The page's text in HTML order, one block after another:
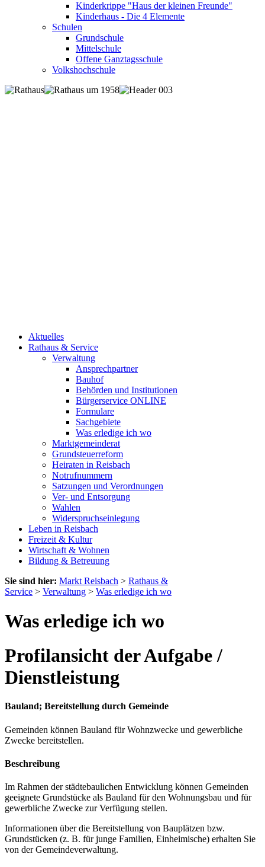
Kinderkrippe "Haus der kleinen Freunde"
Kinderhaus - Die 4 Elemente
Schulen
Grundschule
Mittelschule
Offene Ganztagsschule
Volkshochschule
Aktuelles
Rathaus & Service
Verwaltung
Ansprechpartner
Bauhof
Behörden und Institutionen
Bürgerservice ONLINE
Formulare
Sachgebiete
Was erledige ich wo
Marktgemeinderat
Grundsteuerreform
Heiraten in Reisbach
Notrufnummern
Satzungen und Verordnungen
Ver- und Entsorgung
Wahlen
Widerspruchseinlegung
Leben in Reisbach
Freizeit & Kultur
Wirtschaft & Wohnen
Bildung & Betreuung
Sie sind hier: Markt Reisbach > Rathaus &
Service > Verwaltung > Was erledige ich wo
Was erledige ich wo
Profilansicht der Aufgabe /
Dienstleistung
Bauland; Bereitstellung durch Gemeinde
Gemeinden können Bauland für Wohnzwecke und gewerbliche
Zwecke bereitstellen.
Beschreibung
Im Rahmen der städtebaulichen Entwicklung können Gemeinden
geeignete Grundstücke als Bauland für den Wohnungsbau und für
gewerbliche Zwecke zur Verfügung stellen.
Informationen über die Bereitstellung von Bauplätzen bzw.
Grundstücken (z. B. für junge Familien, Einheimische) erhalten Sie
von der Gemeindeverwaltung.